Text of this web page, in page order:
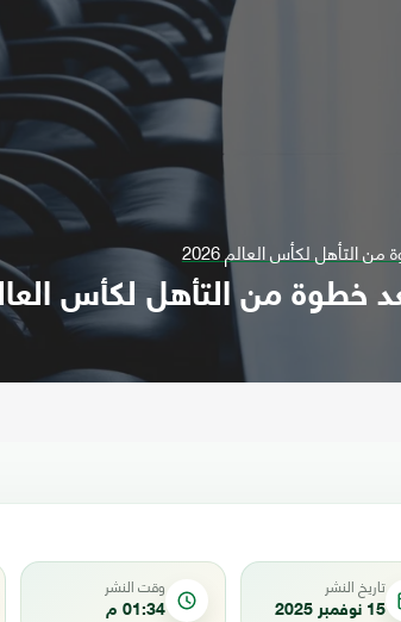
التأهل لكأس العالم 2026
من التأهل لكأس العالم
تاريخ النشر
15 نوفمبر 2025
وقت النشر
01:34 م